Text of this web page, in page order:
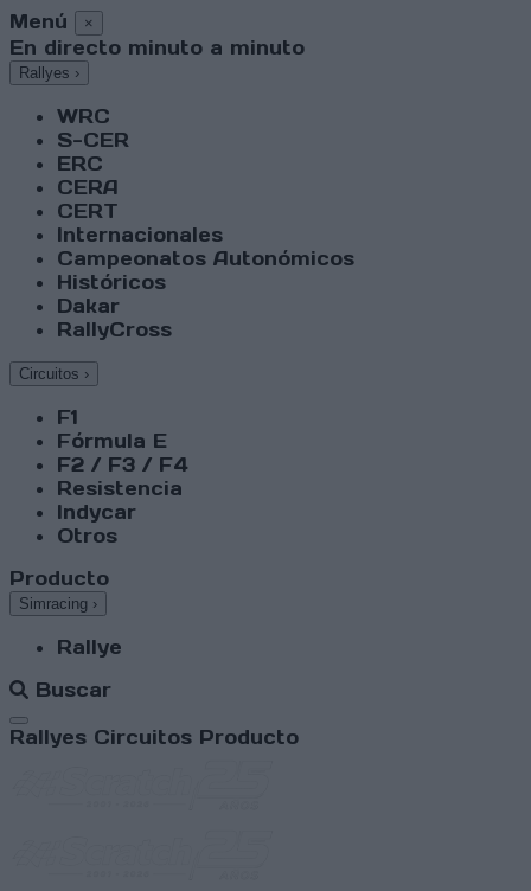
Menú ×
En directo minuto a minuto
Rallyes ›
WRC
S-CER
ERC
CERA
CERT
Internacionales
Campeonatos Autonómicos
Históricos
Dakar
RallyCross
Circuitos ›
F1
Fórmula E
F2 / F3 / F4
Resistencia
Indycar
Otros
Producto
Simracing ›
Rallye
Buscar
Abrir menú
Rallyes Circuitos Producto